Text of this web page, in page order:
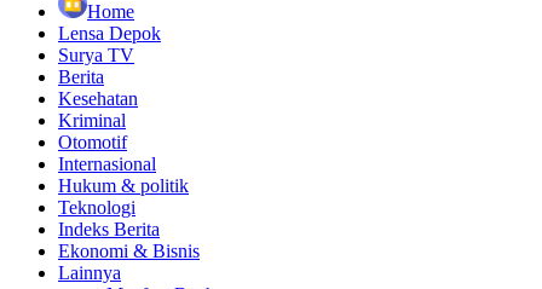
Home
Lensa Depok
Surya TV
Berita
Kesehatan
Kriminal
Otomotif
Internasional
Hukum & politik
Teknologi
Indeks Berita
Ekonomi & Bisnis
Lainnya